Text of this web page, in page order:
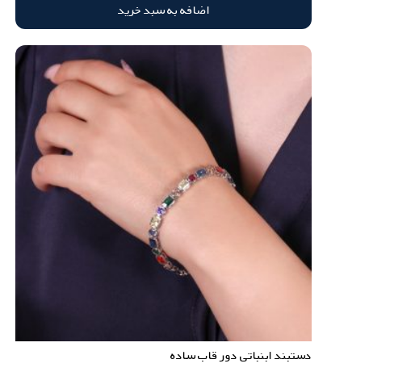
اضافه به سبد خرید
دستبند ابنباتی دور قاب ساده